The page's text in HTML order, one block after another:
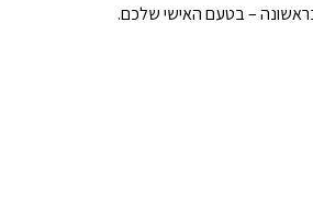
– בטעם האישי שלכם.